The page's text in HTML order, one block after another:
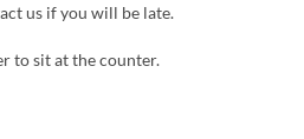
us if you will be late.
to sit at the counter.